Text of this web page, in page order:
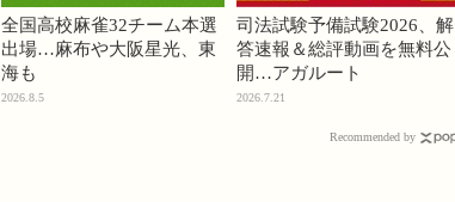
全国高校麻雀32チーム本選
出場…麻布や大阪星光、東
海も
2026.8.5
司法試験予備試験2026、解
答速報＆総評動画を無料公
開…アガルート
2026.7.21
Recommended by